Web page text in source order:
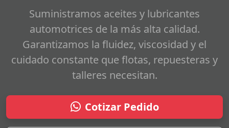
Suministramos aceites y lubricantes
automotrices de la más alta calidad.
Garantizamos la fluidez, viscosidad y el
cuidado constante que flotas, repuesteras y
talleres necesitan.
Cotizar Pedido